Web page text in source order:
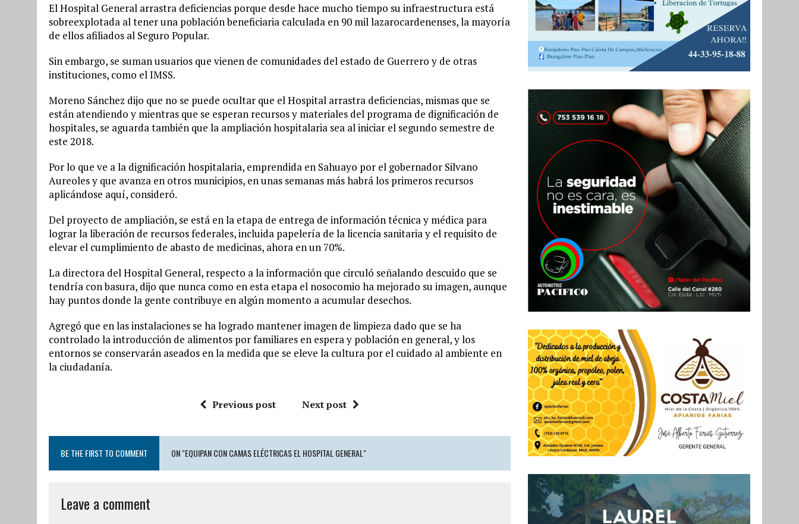
El Hospital General arrastra deficiencias porque desde hace mucho tiempo su infraestructura está
sobreexplotada al tener una población beneficiaria calculada en 90 mil lazarocardenenses, la mayoría
de ellos afiliados al Seguro Popular.
Sin embargo, se suman usuarios que vienen de comunidades del estado de Guerrero y de otras
instituciones, como el IMSS.
Moreno Sánchez dijo que no se puede ocultar que el Hospital arrastra deficiencias, mismas que se
están atendiendo y mientras que se esperan recursos y materiales del programa de dignificación de
hospitales, se aguarda también que la ampliación hospitalaria sea al iniciar el segundo semestre de
este 2018.
Por lo que ve a la dignificación hospitalaria, emprendida en Sahuayo por el gobernador Silvano
Aureoles y que avanza en otros municipios, en unas semanas más habrá los primeros recursos
aplicándose aquí, consideró.
Del proyecto de ampliación, se está en la etapa de entrega de información técnica y médica para
lograr la liberación de recursos federales, incluida papelería de la licencia sanitaria y el requisito de
elevar el cumplimiento de abasto de medicinas, ahora en un 70%.
La directora del Hospital General, respecto a la información que circuló señalando descuido que se
tendría con basura, dijo que nunca como en esta etapa el nosocomio ha mejorado su imagen, aunque
hay puntos donde la gente contribuye en algún momento a acumular desechos.
Agregó que en las instalaciones se ha logrado mantener imagen de limpieza dado que se ha
controlado la introducción de alimentos por familiares en espera y población en general, y los
entornos se conservarán aseados en la medida que se eleve la cultura por el cuidado al ambiente en
la ciudadanía.
Previous post Next post
BE THE FIRST TO COMMENT ON "EQUIPAN CON CAMAS ELÉCTRICAS EL HOSPITAL GENERAL"
Leave a comment